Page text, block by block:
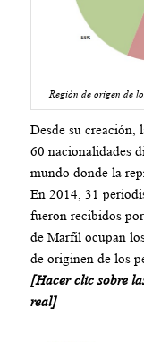
Región de origen de
Desde su creación,
60 nacionalidades
mundo donde la
En 2014, 31
fueron recibidos
de Marfil ocupan
de originen de los
[Hacer clic sobre
real]